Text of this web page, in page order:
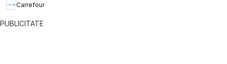
Carrefour
PUBLICITATE